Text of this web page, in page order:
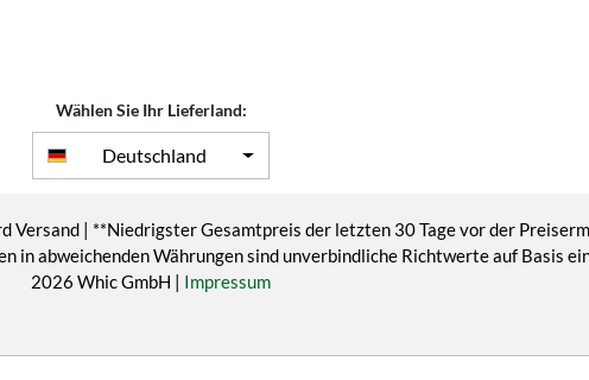
Wählen Sie Ihr Lieferland:
Deutschland
Versand | **Niedrigster Gesamtpreis der letzten 30 Tage vor der
in abweichenden Währungen sind unverbindliche Richtwerte auf Basis
2026 Whic GmbH | Impressum